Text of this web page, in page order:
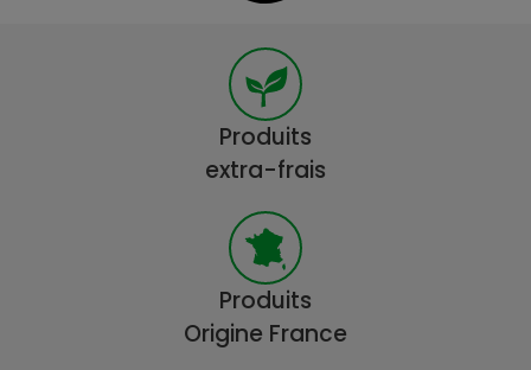
Produits
extra-frais
Produits
Origine France